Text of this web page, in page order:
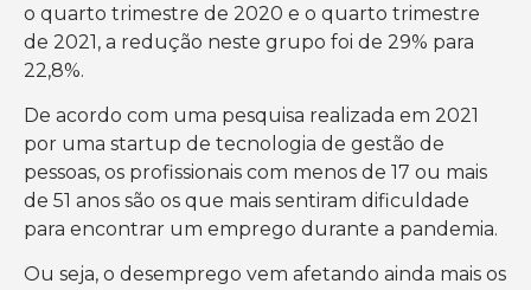
o quarto trimestre de 2020 e o quarto trimestre
de 2021, a redução neste grupo foi de 29% para
22,8%.
De acordo com uma pesquisa realizada em 2021
por uma startup de tecnologia de gestão de
pessoas, os profissionais com menos de 17 ou mais
de 51 anos são os que mais sentiram dificuldade
para encontrar um emprego durante a pandemia.
Ou seja, o desemprego vem afetando ainda mais os